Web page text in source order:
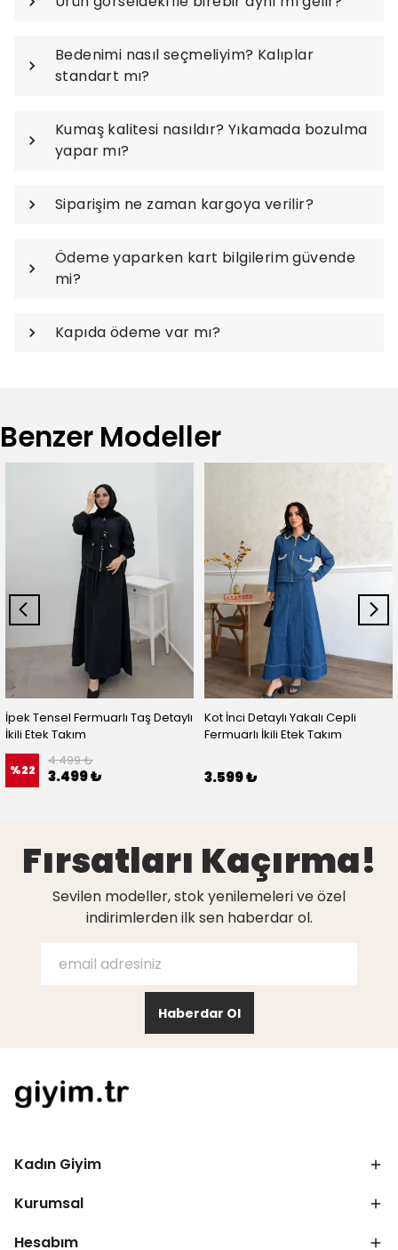
Bedenimi nasıl seçmeliyim? Kalıplar
standart mı?
Kumaş kalitesi nasıldır? Yıkamada bozulma
yapar mı?
Siparişim ne zaman kargoya verilir?
Ödeme yaparken kart bilgilerim güvende
mi?
Kapıda ödeme var mı?
Benzer Modeller
İpek Tensel Fermuarlı Taş Detaylı
İkili Etek Takım
%22
4.499 ₺
3.499 ₺
Kot İnci Detaylı Yakalı Cepli
Fermuarlı İkili Etek Takım
3.599 ₺
Fırsatları Kaçırma!
Sevilen modeller, stok yenilemeleri ve özel
indirimlerden ilk sen haberdar ol.
Haberdar Ol
Kadın Giyim
Kurumsal
Hesabım